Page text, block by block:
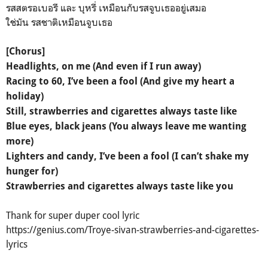
รสสตรอเบอรี และ บุหรี่ เหมือนกับรสจูบเธออยู่เสมอ
ใช่มัน รสชาติเหมือนจูบเธอ
[Chorus]
Headlights, on me (And even if I run away)
Racing to 60, I’ve been a fool (And give my heart a
holiday)
Still, strawberries and cigarettes always taste like
Blue eyes, black jeans (You always leave me wanting
more)
Lighters and candy, I’ve been a fool (I can’t shake my
hunger for)
Strawberries and cigarettes always taste like you
Thank for super duper cool lyric
https://genius.com/Troye-sivan-strawberries-and-cigarettes-
lyrics